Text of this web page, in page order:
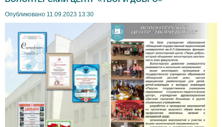
Опубликовано 11.09.2023 13:30